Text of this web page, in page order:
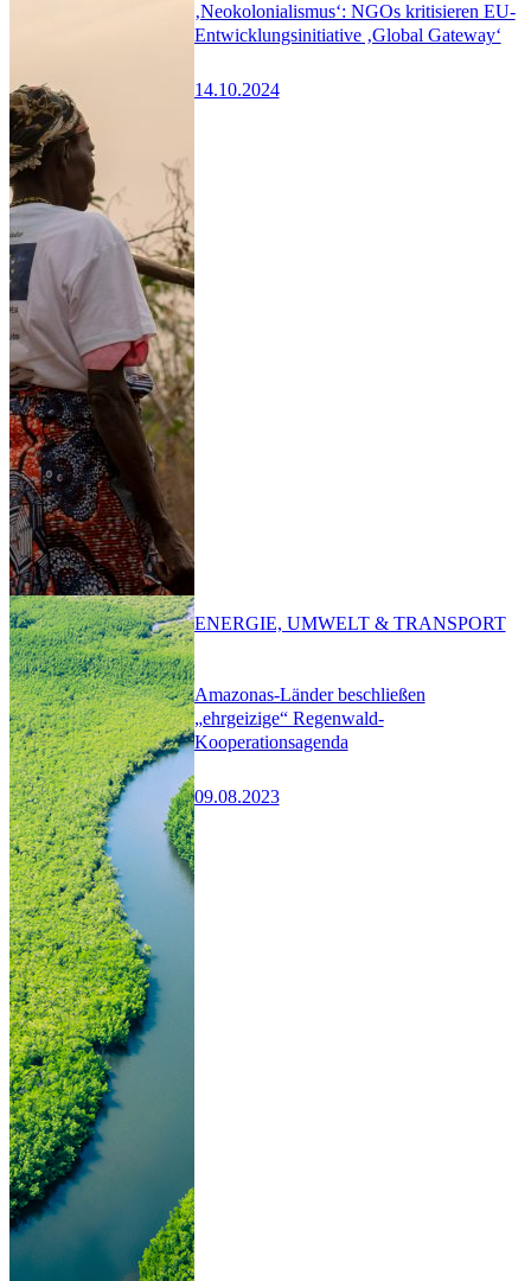
‚Neokolonialismus‘: NGOs kritisieren EU-
Entwicklungsinitiative ‚Global Gateway‘
14.10.2024
Amazonas-Länder beschließen
„ehrgeizige“ Regenwald-
Kooperationsagenda
09.08.2023
ENERGIE, UMWELT & TRANSPORT